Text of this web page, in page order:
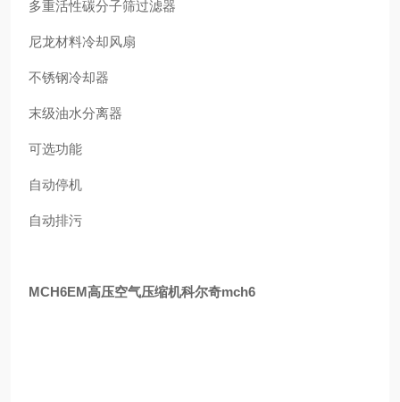
多重活性碳分子筛过滤器
尼龙材料冷却风扇
不锈钢冷却器
末级油水分离器
可选功能
自动停机
自动排污
MCH6EM高压空气压缩机科尔奇mch6